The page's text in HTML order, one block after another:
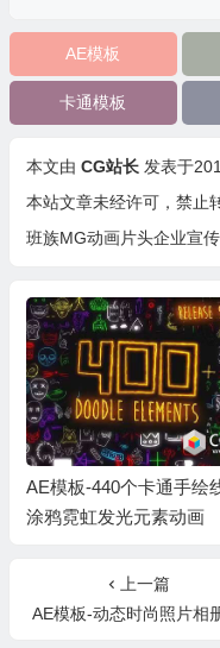
AE模板
卡通模板
本文由 CG站长 发表于
本站文章未经许可，禁止
班族MG动画片头企业宣
AE模板-440个卡通手绘
涂鸦霓虹发光元素动画
上一篇
AE模板-动态时尚照片相册回忆幻灯片展示 Photo